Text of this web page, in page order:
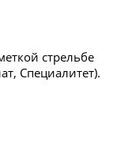
стрельбе
Специалитет).